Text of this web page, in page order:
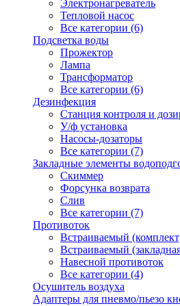
Электронагреватель
Тепловой насос
Все категории (6)
Подсветка воды
Прожектор
Лампа
Трансформатор
Все категории (6)
Дезинфекция
Станция контроля и
У/ф установка
Насосы-дозаторы
Все категории (7)
Закладные элементы
Скиммер
Форсунка возврата
Слив
Все категории (7)
Противоток
Встраиваемый
Встраиваемый
Навесной противоток
Все категории (4)
Осушитель воздуха
Адаптеры для пневмо/пьезо